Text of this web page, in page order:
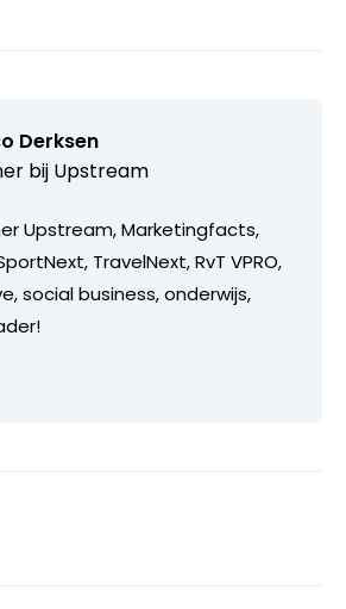
Derksen
bij Upstream
Upstream, Marketingfacts,
TravelNext, RvT VPRO,
social business, onderwijs,